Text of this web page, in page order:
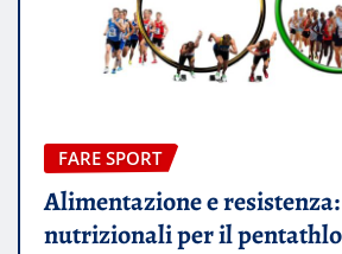
FARE SPORT
Alimentazione e
nutrizionali per il